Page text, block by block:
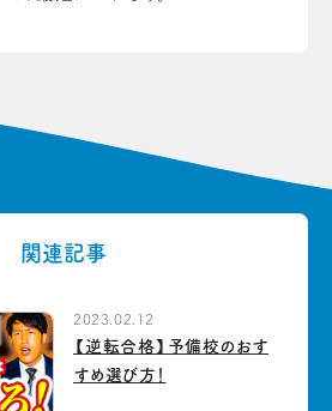
関連記事
2023.02.12
【逆転合格】予備校のおす
すめ選び方！